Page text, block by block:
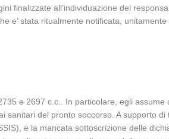
finalizzate all’individuazione del
e’ stata ritualmente notificata, unitamente
e 2697 c.c.. In particolare, egli assume
sanitari del pronto soccorso. A supporto di
e la mancata sottoscrizione delle